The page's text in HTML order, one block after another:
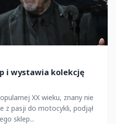
i wystawia kolekcję
XX wieku, znany nie
z pasji do motocykli, podjął
sklep...